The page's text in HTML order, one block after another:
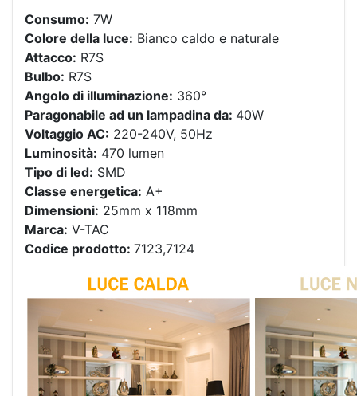
Consumo: 7W
Colore della luce: Bianco caldo e naturale
Attacco: R7S
Bulbo: R7S
Angolo di illuminazione: 360°
Paragonabile ad un lampadina da: 40W
Voltaggio AC: 220-240V, 50Hz
Luminosità: 470 lumen
Tipo di led: SMD
Classe energetica: A+
Dimensioni: 25mm x 118mm
Marca: V-TAC
Codice prodotto: 7123,7124